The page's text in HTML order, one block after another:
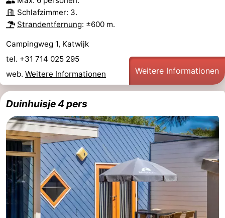
Schlafzimmer: 3.
Strandentfernung: ±600 m.
Campingweg 1, Katwijk
tel. +31 714 025 295
web. Weitere Informationen Weitere Informationen
Duinhuisje 4 pers